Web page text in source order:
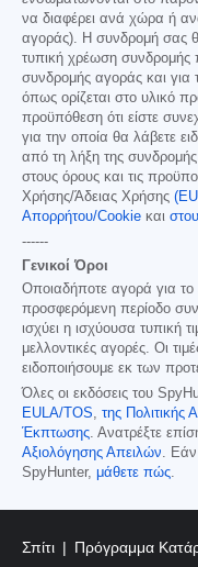
να διαφέρει ανά χώρα ή
αγοράς). Η συνδρομή σας
τυπική χρέωση συνδρομής
συνδρομής αγοράς και για
όπως ορίζεται στο υλικό
προϋπόθεση ότι είστε
για την οποία θα λάβετε
από τη λήξη της
στους όρους και τις
Χρήσης/Άδειας Χρήσης
Απορρήτου/Cookie και
------
Γενικοί Όροι
Οποιαδήποτε αγορά για το
προσφερόμενη περίοδο
ισχύει η ισχύουσα τυπική
μελλοντικές αγορές. Οι
ειδοποιήσουμε εκ των
Όλες οι εκδόσεις του
EULA/TOS, της Πολιτικής
Έκπτωσης. Ανατρέξτε
Αξιολόγησης Απειλών. Εάν
SpyHunter, μάθετε πώς.
Σπίτι Πρόγραμμα